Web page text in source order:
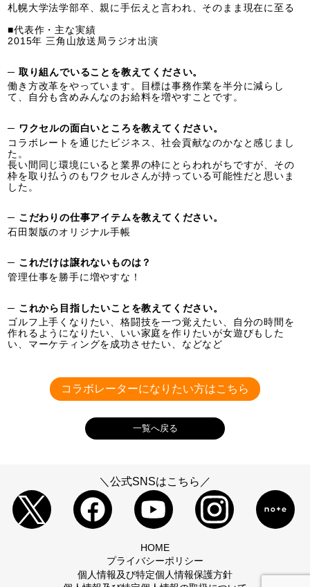
札幌大学法学部卒、親に手伝えと言われ、そのまま現在に至る
■代表作・主な実績
2015年 三角山放送局ラジオ出演
─ 取り組んでいることを教えてください。
働き方改革をやっています。目標は事務作業を半分に減らし
て、自分も含めみんなのお給料を増やすことです。
─ ワクセルの面白いところを教えてください。
コラボレートを通じたビジネス、社会貢献なのかなと感じまし
た。
長い間同じ環境にいると業界の枠にとらわれがちですが、その
枠を取り払うのもワクセルさんが持っている可能性だと思いま
した。
─ こだわりの仕事アイテムを教えてください。
石田製版のオリジナル手帳
─ これだけは譲れないものは？
管理仕事を勝手に増やすな！
─ これから目指したいことを教えてください。
ゴルフ上手くなりたい、格闘技を一つ覚えたい、自分の時間を
作れるようになりたい、いい家庭を作りたいが女遊びもした
い、マーケティングを成功させたい、などなど
コラボレーターになりたい方はこちら
一覧へ戻る
＼公式SNSはこちら／
HOME
プライバシーポリシー
個人情報及び特定個人情報保護方針